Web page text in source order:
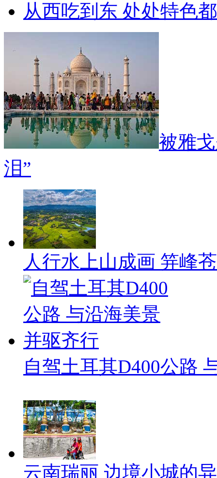
从西吃到东 处处特色
被雅
泪”
人行水上山成画 笄峰
自驾土耳其D400公路
云南瑞丽 边境小城的